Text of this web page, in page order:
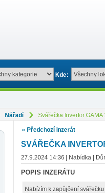
Kde:
Nářadí Svářečka Invertor
« Předchozí inzerát
SVÁŘEČKA
27.9.2024 14:36 | Nabídka |
POPIS INZERÁTU
Nabízím k zapůjčení